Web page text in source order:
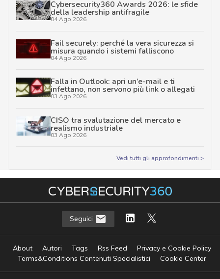
Cybersecurity360 Awards 2026: le sfide
della leadership antifragile
04 Ago 2026
Fail securely: perché la vera sicurezza si
misura quando i sistemi falliscono
04 Ago 2026
Falla in Outlook: apri un’e-mail e ti
infettano, non servono più link o allegati
03 Ago 2026
CISO tra svalutazione del mercato e
realismo industriale
03 Ago 2026
Vedi tutti gli approfondimenti >
Seguici
About Autori Tags Rss Feed
Privacy e Cookie Policy
Terms&Conditions Contenuti Specialistici
Cookie Center